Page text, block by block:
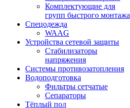
Комплектующие для
групп быстрого монтажа
Спецодежда
WAAG
Устройства сетевой защиты
Стабилизаторы
напряжения
Системы противозатопления
Водоподготовка
Фильтры сетчатые
Сепараторы
Тёплый пол